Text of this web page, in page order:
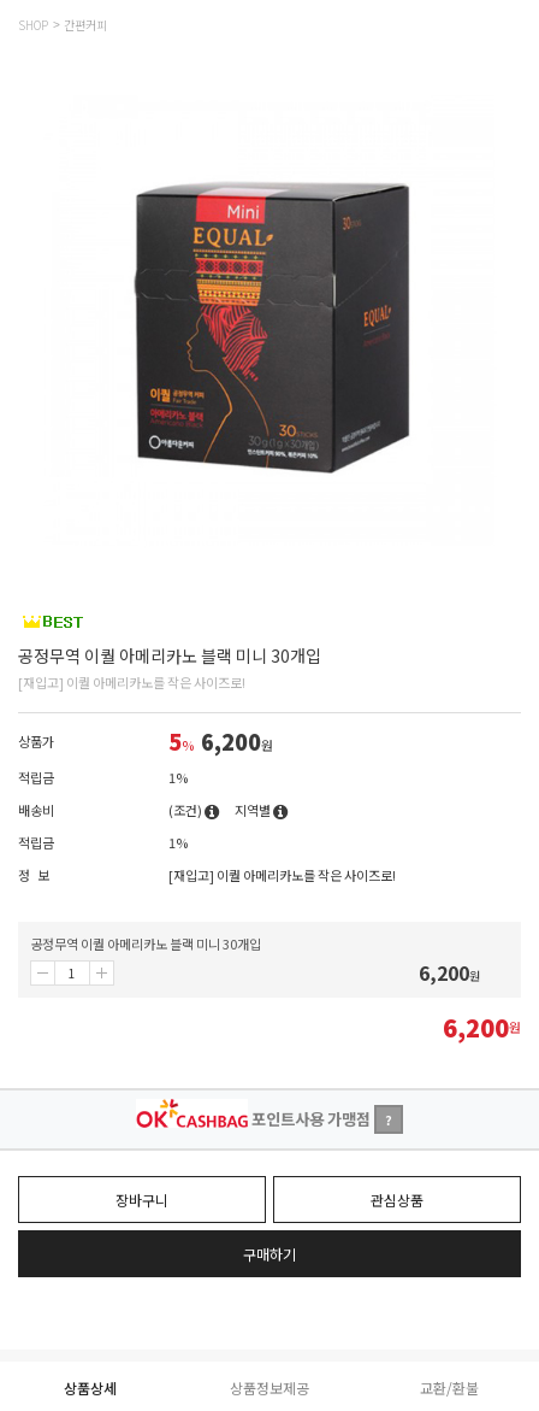
SHOP 간편커피
공정무역 이퀄 아메리카노 블랙 미니 30개입
[재입고] 이퀄 아메리카노를 작은 사이즈로!
상품가 5% 6,200원
적립금
1%
배송비
(조건)
지역별
적립금
1%
정 보
[재입고] 이퀄 아메리카노를 작은 사이즈로!
공정무역 이퀄 아메리카노 블랙 미니 30개입
6,200원
6,200원
포인트사용 가맹점 ?
장바구니 관심상품
구매하기
상품상세 상품정보제공 교환/환불